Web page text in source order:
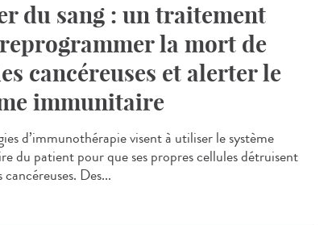
du sang : un traitement
la mort de
cancéreuses et alerter le
immunitaire
d’immunothérapie visent à utiliser le système
du patient pour que ses propres cellules détruisent
cancéreuses. Des...